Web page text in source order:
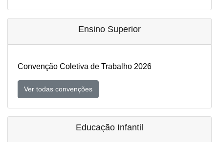
Ensino Superior
Convenção Coletiva de Trabalho 2026
Ver todas convenções
Educação Infantil